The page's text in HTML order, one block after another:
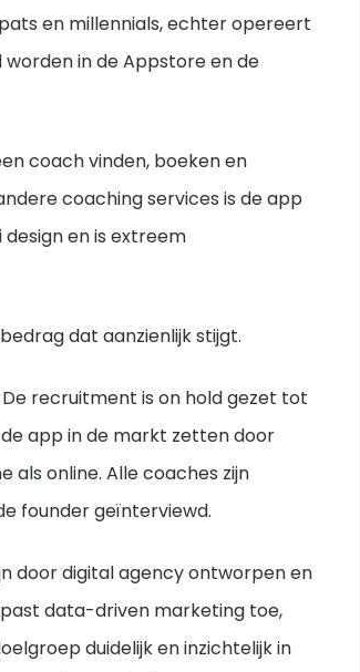
en millennials, echter opereert
worden in de Appstore en de
coach vinden, boeken en
coaching services is de app
en is extreem
dat aanzienlijk stijgt.
recruitment is on hold gezet tot
app in de markt zetten door
als online. Alle coaches zijn
founder geïnterviewd.
door digital agency ontworpen en
data-driven marketing toe,
duidelijk en inzichtelijk in